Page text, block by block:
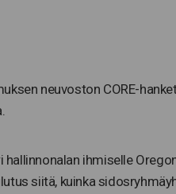
neuvoston CORE-
ihmiselle
siitä, kuinka